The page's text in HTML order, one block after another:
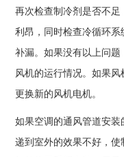
再次检查制冷剂是否不
利昂，同时检查冷循环
补漏。如果没有以上问
风机的运行情况。如果
更换新的风机电机。
如果空调的通风管道安
递到室外的效果不好，